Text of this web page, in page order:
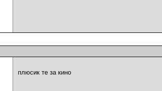
плюсик те за кино